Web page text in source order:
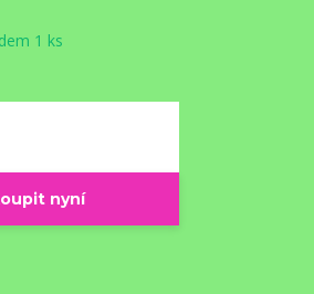
1 ks
nyní